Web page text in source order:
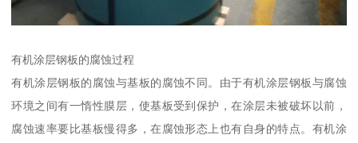
有机涂层钢板的腐蚀过程
有机涂层钢板的腐蚀与基板的腐蚀不同。由于有机涂层钢板与腐蚀
环境之间有一惰性膜层，使基板受到保护，在涂层未被破坏以前，
腐蚀速率要比基板慢得多，在腐蚀形态上也有自身的特点。有机涂